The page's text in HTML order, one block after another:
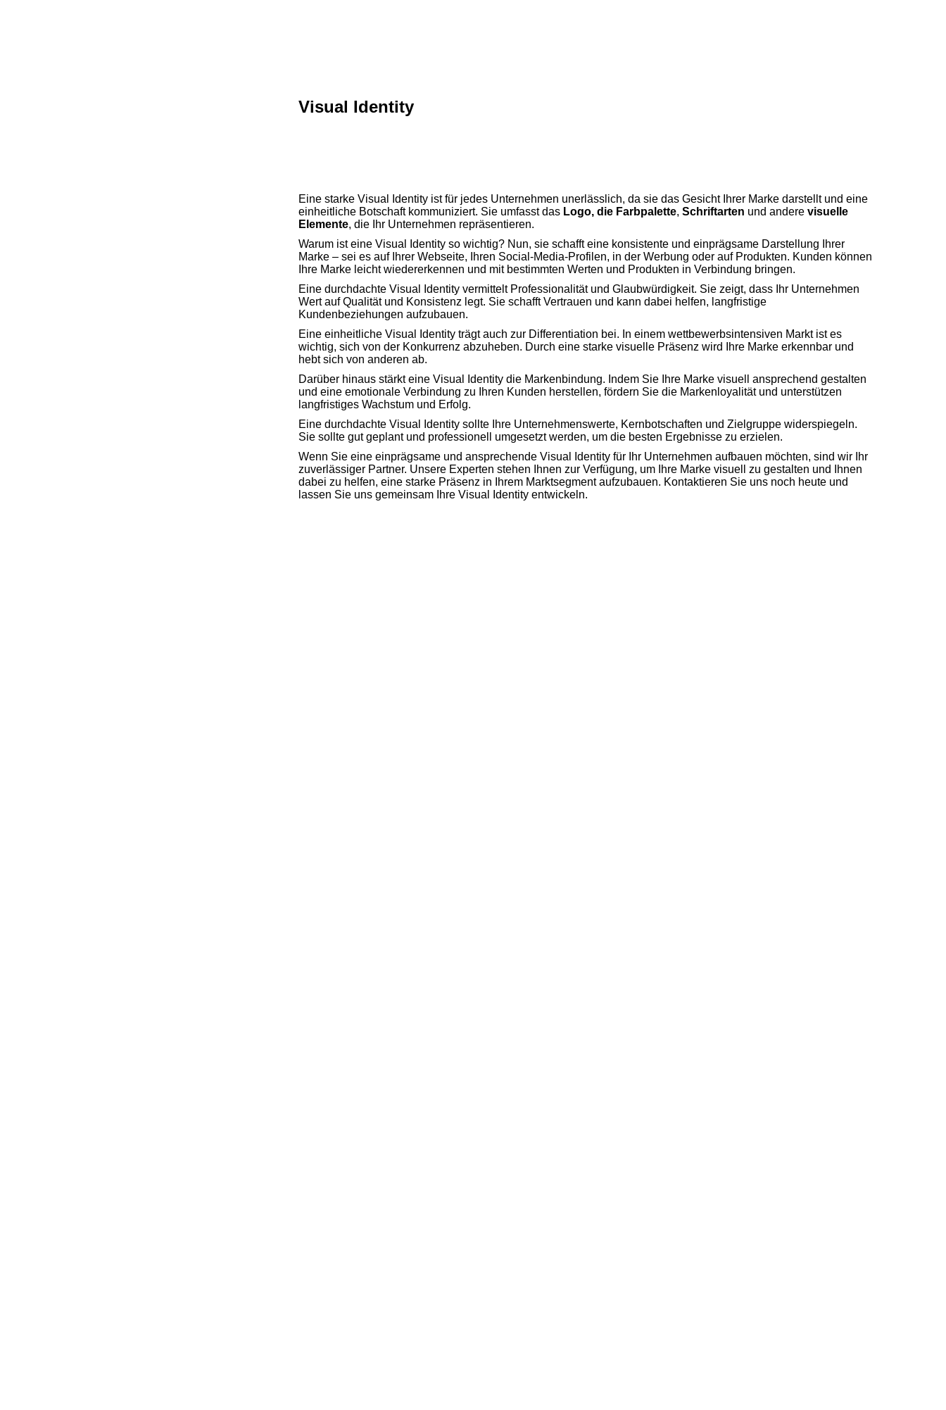
Visual Identity
Eine starke Visual Identity ist für jedes Unternehmen unerlässlich, da sie das Gesicht Ihrer Marke darstellt und eine
einheitliche Botschaft kommuniziert. Sie umfasst das Logo, die Farbpalette, Schriftarten und andere visuelle
Elemente, die Ihr Unternehmen repräsentieren.
Warum ist eine Visual Identity so wichtig? Nun, sie schafft eine konsistente und einprägsame Darstellung Ihrer
Marke – sei es auf Ihrer Webseite, Ihren Social-Media-Profilen, in der Werbung oder auf Produkten. Kunden können
Ihre Marke leicht wiedererkennen und mit bestimmten Werten und Produkten in Verbindung bringen.
Eine durchdachte Visual Identity vermittelt Professionalität und Glaubwürdigkeit. Sie zeigt, dass Ihr Unternehmen
Wert auf Qualität und Konsistenz legt. Sie schafft Vertrauen und kann dabei helfen, langfristige
Kundenbeziehungen aufzubauen.
Eine einheitliche Visual Identity trägt auch zur Differentiation bei. In einem wettbewerbsintensiven Markt ist es
wichtig, sich von der Konkurrenz abzuheben. Durch eine starke visuelle Präsenz wird Ihre Marke erkennbar und
hebt sich von anderen ab.
Darüber hinaus stärkt eine Visual Identity die Markenbindung. Indem Sie Ihre Marke visuell ansprechend gestalten
und eine emotionale Verbindung zu Ihren Kunden herstellen, fördern Sie die Markenloyalität und unterstützen
langfristiges Wachstum und Erfolg.
Eine durchdachte Visual Identity sollte Ihre Unternehmenswerte, Kernbotschaften und Zielgruppe widerspiegeln.
Sie sollte gut geplant und professionell umgesetzt werden, um die besten Ergebnisse zu erzielen.
Wenn Sie eine einprägsame und ansprechende Visual Identity für Ihr Unternehmen aufbauen möchten, sind wir Ihr
zuverlässiger Partner. Unsere Experten stehen Ihnen zur Verfügung, um Ihre Marke visuell zu gestalten und Ihnen
dabei zu helfen, eine starke Präsenz in Ihrem Marktsegment aufzubauen. Kontaktieren Sie uns noch heute und
lassen Sie uns gemeinsam Ihre Visual Identity entwickeln.